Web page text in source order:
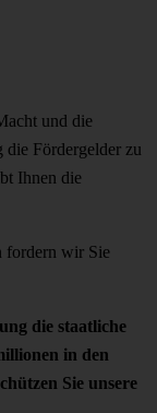
und die
die Fördergelder zu
Ihnen die
fordern wir Sie
die staatliche
in den
Sie unsere